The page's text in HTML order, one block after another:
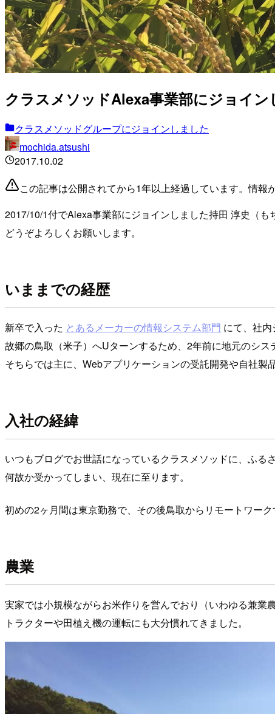
クラスメソッドAlexa事業部にジョイン
クラスメソッドグループにジョインしました
mochida.atsushi
2017.10.02
この記事は公開されてから1年以上経過しています。情報
2017/10/1付でAlexa事業部にジョインしました持田 淳史（も
どうぞよろしくお願いします。
いままでの経歴
新卒で入った とあるメーカーの情報システム部門 にて、社
故郷の鳥取（米子）へUターンするため、2年前に地元のシス
そちらでは主に、Webアプリケーションの受託開発や自社製
入社の経緯
いつもブログでお世話になっているクラスメソッドに、ふる
何故か受かってしまい、現在に至ります。
初めの2ヶ月間は東京勤務で、その後鳥取からリモートワーク
農業
実家では小規模ながらお米作りを営んでおり（いわゆる兼業
トラクターや田植え機の運転にも大分慣れてきました。